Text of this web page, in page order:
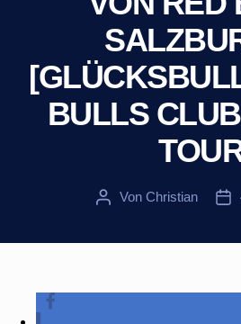
BULLS
Beitragsautor
Von Christian